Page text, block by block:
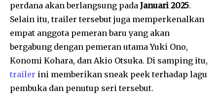
perdana akan berlangsung pada Januari 2025.
Selain itu, trailer tersebut juga memperkenalkan
empat anggota pemeran baru yang akan
bergabung dengan pemeran utama Yuki Ono,
Konomi Kohara, dan Akio Otsuka. Di samping itu,
trailer ini memberikan sneak peek terhadap lagu
pembuka dan penutup seri tersebut.